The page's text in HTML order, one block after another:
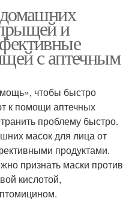
и
с аптечным
чтобы быстро
к помощи аптечных
проблему быстро.
масок для лица от
продуктами.
признать маски против
кислотой,